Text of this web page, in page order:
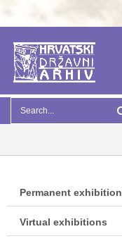
Permanent exhibition
Virtual exhibitions